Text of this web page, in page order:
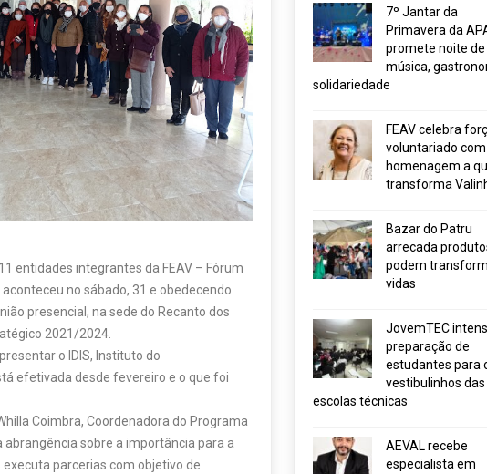
entidades integrantes da FEAV – Fórum
no sábado, 31 e obedecendo
presencial, na sede do Recanto dos
2021/2024.
o IDIS, Instituto do
efetivada desde fevereiro e o que foi
Coimbra, Coordenadora do Programa
sobre a importância para a
executa parcerias com objetivo de
7º Jantar da
Primavera da
promete noite de
música,
solidariedade
FEAV celebra
voluntariado com
homenagem a
transforma
Bazar do Patru
arrecada
podem
vidas
JovemTEC
preparação de
estudantes para
vestibulinhos das
escolas técnicas
AEVAL recebe
especialista em